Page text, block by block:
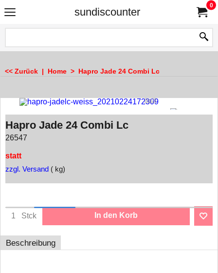
sundiscounter
0
<< Zurück | Home > Hapro Jade 24 Combi Lc
Hapro Jade 24 Combi Lc
26547
statt
zzgl. Versand kg
Stck In den Korb
Beschreibung